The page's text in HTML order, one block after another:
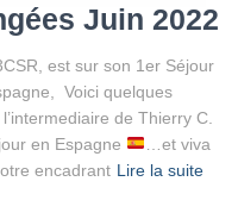
Juin 2022
est sur son 1er Séjour
Voici quelques
de Thierry C.
en Espagne
…et viva
encadrant Lire la suite